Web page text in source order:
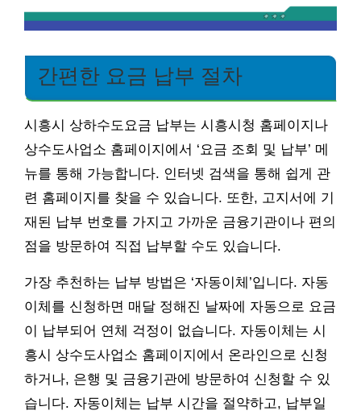
간편한 요금 납부 절차
시흥시 상하수도요금 납부는 시흥시청 홈페이지나
상수도사업소 홈페이지에서 ‘요금 조회 및 납부’ 메
뉴를 통해 가능합니다. 인터넷 검색을 통해 쉽게 관
련 홈페이지를 찾을 수 있습니다. 또한, 고지서에 기
재된 납부 번호를 가지고 가까운 금융기관이나 편의
점을 방문하여 직접 납부할 수도 있습니다.
가장 추천하는 납부 방법은 ‘자동이체’입니다. 자동
이체를 신청하면 매달 정해진 날짜에 자동으로 요금
이 납부되어 연체 걱정이 없습니다. 자동이체는 시
흥시 상수도사업소 홈페이지에서 온라인으로 신청
하거나, 은행 및 금융기관에 방문하여 신청할 수 있
습니다. 자동이체는 납부 시간을 절약하고, 납부일